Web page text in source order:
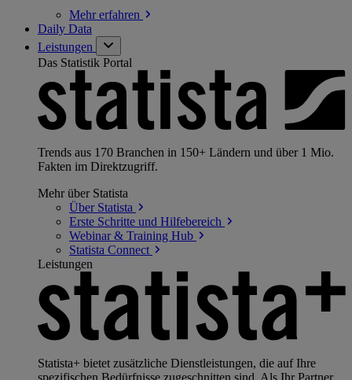
Mehrerfahren
Daily Data
Leistungen
Das Statistik Portal
Trends aus 170 Branchen in 150+ Ländern und über 1 Mio.
Fakten im Direktzugriff.
Mehr über Statista
Über Statista
Erste Schritte und Hilfebereich
Webinar & Training Hub
Statista Connect
Leistungen
Statista+ bietet zusätzliche Dienstleistungen, die auf Ihre
spezifischen Bedürfnisse zugeschnitten sind. Als Ihr Partner